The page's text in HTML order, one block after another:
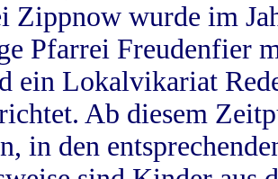
Zippnow wurde im
Pfarrei Freudenfier
ein Lokalvikariat
Ab diesem
in den